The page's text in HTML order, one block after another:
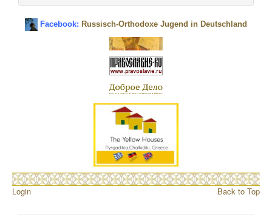
Facebook: Russisch-Orthodoxe Jugend in Deutschland
Login Back to Top